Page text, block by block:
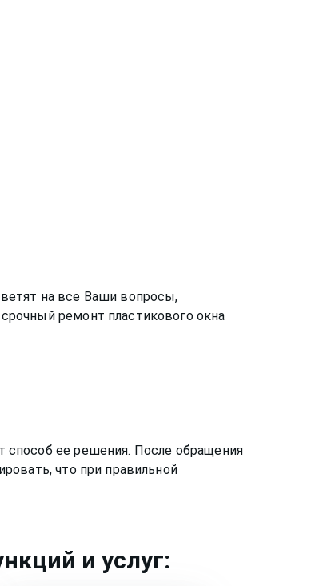
на все Ваши вопросы,
ремонт пластикового окна
способ ее решения. После обращения
что при правильной
и услуг: